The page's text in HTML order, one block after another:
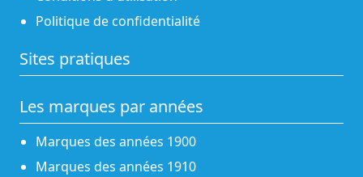
Politique de confidentialité
Sites pratiques
Les marques par années
Marques des années 1900
Marques des années 1910